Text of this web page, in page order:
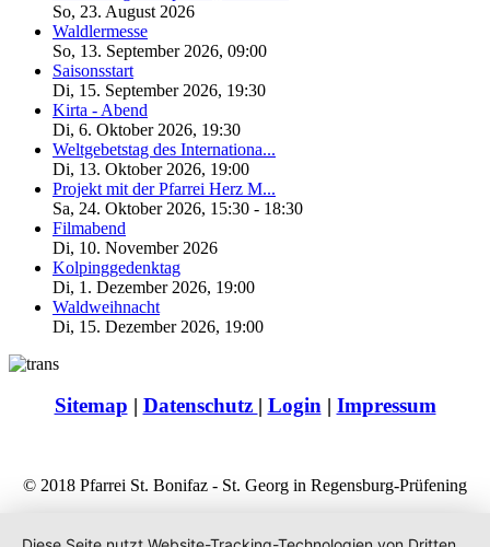
So, 23. August 2026
Waldlermesse
So, 13. September 2026, 09:00
Saisonsstart
Di, 15. September 2026, 19:30
Kirta - Abend
Di, 6. Oktober 2026, 19:30
Weltgebetstag des Internationa...
Di, 13. Oktober 2026, 19:00
Projekt mit der Pfarrei Herz M...
Sa, 24. Oktober 2026, 15:30 - 18:30
Filmabend
Di, 10. November 2026
Kolpinggedenktag
Di, 1. Dezember 2026, 19:00
Waldweihnacht
Di, 15. Dezember 2026, 19:00
Sitemap | Datenschutz | Login| Impressum
© 2018 Pfarrei St. Bonifaz - St. Georg in Regensburg-Prüfening